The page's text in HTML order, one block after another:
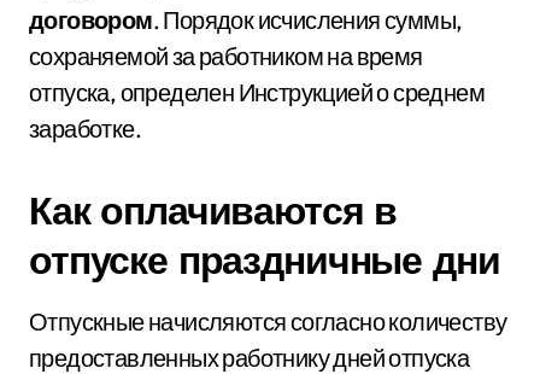
договором. Порядок исчисления суммы,
сохраняемой за работником на время
отпуска, определен Инструкцией о среднем
заработке.
Как оплачиваются в
отпуске праздничные дни
Отпускные начисляются согласно количеству
предоставленных работнику дней отпуска